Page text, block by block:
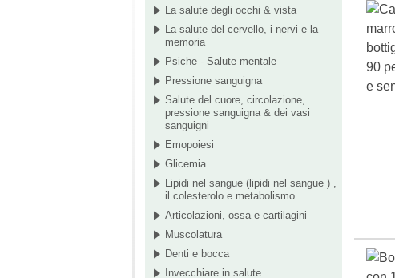
La salute degli occhi & vista
La salute del cervello, i nervi e la
memoria
Psiche - Salute mentale
Pressione sanguigna
Salute del cuore, circolazione,
pressione sanguigna & dei vasi
sanguigni
Emopoiesi
Glicemia
Lipidi nel sangue (lipidi nel sangue ) ,
il colesterolo e metabolismo
Articolazioni, ossa e cartilagini
Muscolatura
Denti e bocca
Invecchiare in salute